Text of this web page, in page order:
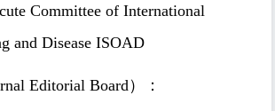
Committee of International
and Disease ISOAD
Editorial Board） ：